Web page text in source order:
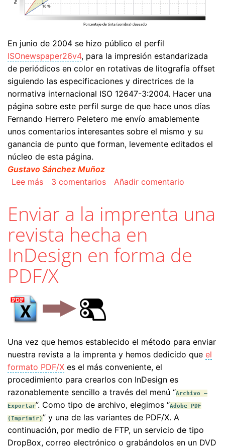
En junio de 2004 se hizo público el perfil
ISOnewspaper26v4, para la impresión estandarizada
de periódicos en color en rotativas de litografía offset
siguiendo las especificaciones y directrices de la
normativa internacional ISO 12647-3:2004. Hacer una
página sobre este perfil surge de que hace unos días
Fernando Herrero Peletero me envío amablemente
unos comentarios interesantes sobre el mismo y su
ganancia de punto que forman, levemente editados el
núcleo de esta página.
Gustavo Sánchez Muñoz
Lee mássobre Anotaciones sobre el perfil de color
3 comentarios Añadir comentario
Enviar a la imprenta una
revista hecha en
InDesign en forma de
PDF/X
Una vez que hemos establecido el método para enviar
nuestra revista a la imprenta y hemos dedicido que el
formato PDF/X es el más conveniente, el
procedimiento para crearlos con InDesign es
razonablemente sencillo a través del menú “Archivo –
Exportar”. Como tipo de archivo, elegimos “Adobe PDF
(Imprimir)” y una de las variantes de PDF/X. A
continuación, por medio de FTP, un servicio de tipo
DropBox, correo electrónico o grabándolos en un DVD